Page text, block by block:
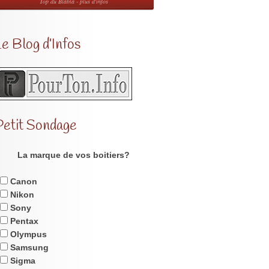
Blog d’Infos
Sondage
La marque de vos boitiers?
Canon
Nikon
Sony
Pentax
Olympus
Samsung
Sigma